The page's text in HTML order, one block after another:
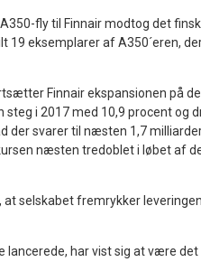
fly til Finnair modtog det
19 eksemplarer af A350´eren,
Finnair ekspansionen på
i 2017 med 10,9 procent og
der svarer til næsten 1,7
næsten tredoblet i løbet af
at selskabet fremrykker
har vist sig at være